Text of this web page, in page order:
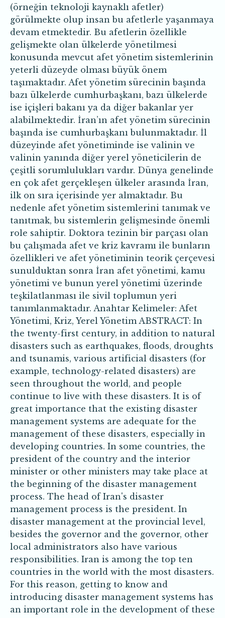
(örneğin teknoloji kaynaklı afetler)
görülmekte olup insan bu afetlerle yaşanmaya
devam etmektedir. Bu afetlerin özellikle
gelişmekte olan ülkelerde yönetilmesi
konusunda mevcut afet yönetim sistemlerinin
yeterli düzeyde olması büyük önem
taşımaktadır. Afet yönetim sürecinin başında
bazı ülkelerde cumhurbaşkanı, bazı ülkelerde
ise içişleri bakanı ya da diğer bakanlar yer
alabilmektedir. İran’ın afet yönetim sürecinin
başında ise cumhurbaşkanı bulunmaktadır. İl
düzeyinde afet yönetiminde ise valinin ve
valinin yanında diğer yerel yöneticilerin de
çeşitli sorumlulukları vardır. Dünya genelinde
en çok afet gerçekleşen ülkeler arasında İran,
ilk on sıra içerisinde yer almaktadır. Bu
nedenle afet yönetim sistemlerini tanımak ve
tanıtmak, bu sistemlerin gelişmesinde önemli
role sahiptir. Doktora tezinin bir parçası olan
bu çalışmada afet ve kriz kavramı ile bunların
özellikleri ve afet yönetiminin teorik çerçevesi
sunulduktan sonra İran afet yönetimi, kamu
yönetimi ve bunun yerel yönetimi üzerinde
teşkilatlanması ile sivil toplumun yeri
tanımlanmaktadır. Anahtar Kelimeler: Afet
Yönetimi, Kriz, Yerel Yönetim ABSTRACT: In
the twenty-first century, in addition to natural
disasters such as earthquakes, floods, droughts
and tsunamis, various artificial disasters (for
example, technology-related disasters) are
seen throughout the world, and people
continue to live with these disasters. It is of
great importance that the existing disaster
management systems are adequate for the
management of these disasters, especially in
developing countries. In some countries, the
president of the country and the interior
minister or other ministers may take place at
the beginning of the disaster management
process. The head of Iran's disaster
management process is the president. In
disaster management at the provincial level,
besides the governor and the governor, other
local administrators also have various
responsibilities. Iran is among the top ten
countries in the world with the most disasters.
For this reason, getting to know and
introducing disaster management systems has
an important role in the development of these